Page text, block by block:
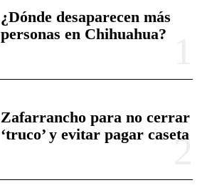
¿Dónde desaparecen más
personas en Chihuahua?
Zafarrancho para no cerrar
‘truco’ y evitar pagar caseta